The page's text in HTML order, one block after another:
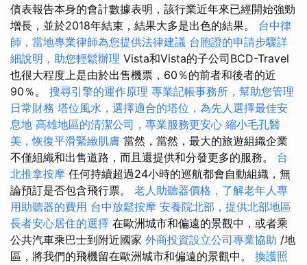
債表報告本身的會計數據表明，該行業近年來已經開始強勁
增長，並於2018年結束，結果大多是出色的結果。 台中律
師，當地專業律師為您提供法律建議 台胞證的申請步驟詳
細說明，助您輕鬆辦理 Vista和Vista的子公司BCD-Travel
也很大程度上是由於出售機票，60％的前者和後者的近
90％。 搜尋引擎的運作原理 專業記帳事務所，幫助您管理
日常財務 塔位風水，選擇適合的塔位，為先人選擇最佳安
息地 高雄地區的清潔公司，專業服務更安心 縮小毛孔醫
美，恢復平滑緊緻肌膚 當然，當然，最大的旅遊組織企業
不僅組織和出售道路，而且還提供和分發更多的服務。 台
北推拿按摩 任何持續超過24小時的巡航都會自動組織，無
論預訂是否包含飛行票。 老人助聽器價格，了解老年人專
用助聽器的費用 台中放鬆按摩 安養院北部，提供北部地區
長者安心居住的選擇 在歐洲城市和偏遠的景觀中，或者乘
公共汽車乘巴士到附近國家 外商投資設立公司專業協助 /地
區，將我們的飛機留在歐洲城市和偏遠的景觀中。 換護照